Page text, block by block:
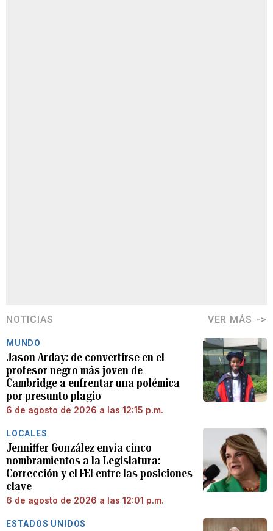
NOTICIAS VER MÁS
MUNDO
Jason Arday: de convertirse en el
profesor negro más joven de
Cambridge a enfrentar una polémica
por presunto plagio
6 de agosto de 2026 a las 12:15 p.m.
LOCALES
Jenniffer González envía cinco
nombramientos a la Legislatura:
Corrección y el FEI entre las posiciones
clave
6 de agosto de 2026 a las 12:01 p.m.
ESTADOS UNIDOS